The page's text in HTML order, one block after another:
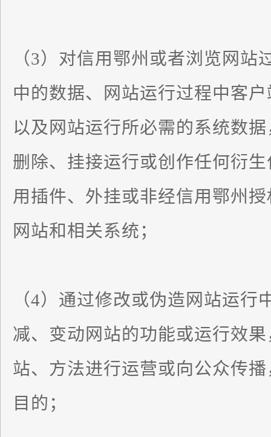
（3）对信用鄂州或者浏览网
中的数据、网站运行过程中客
以及网站运行所必需的系统数
删除、挂接运行或创作任何衍
用插件、外挂或非经信用鄂州
网站和相关系统；
（4）通过修改或伪造网站运
减、变动网站的功能或运行效
站、方法进行运营或向公众传
目的；